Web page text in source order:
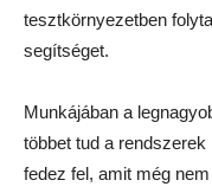
tesztkörnyezetben
segítséget.
Munkájában a
többet tud a
fedez fel, amit még